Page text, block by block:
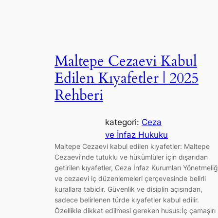
Maltepe Cezaevi Kabul
Edilen Kıyafetler | 2025
Rehberi
kategori: Ceza
ve İnfaz Hukuku
Maltepe Cezaevi kabul edilen kıyafetler: Maltepe
Cezaevi’nde tutuklu ve hükümlüler için dışarıdan
getirilen kıyafetler, Ceza İnfaz Kurumları
ve cezaevi iç düzenlemeleri çerçevesinde belirli
kurallara tabidir. Güvenlik ve disiplin açısından,
sadece belirlenen türde kıyafetler kabul edilir.
Özellikle dikkat edilmesi gereken husus:İç çamaşırı